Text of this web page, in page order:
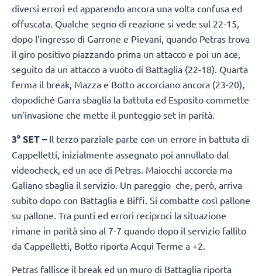
diversi errori ed apparendo ancora una volta confusa ed
offuscata. Qualche segno di reazione si vede sul 22-15,
dopo l’ingresso di Garrone e Pievani, quando Petras trova
il giro positivo piazzando prima un attacco e poi un ace,
seguito da un attacco a vuoto di Battaglia (22-18). Quarta
ferma il break, Mazza e Botto accorciano ancora (23-20),
dopodiché Garra sbaglia la battuta ed Esposito commette
un’invasione che mette il punteggio set in parità.
3° SET – Il terzo parziale parte con un errore in battuta di
Cappelletti, inizialmente assegnato poi annullato dal
videocheck, ed un ace di Petras. Maiocchi accorcia ma
Galiano sbaglia il servizio. Un pareggio che, però, arriva
subito dopo con Battaglia e Biffi. Si combatte così pallone
su pallone. Tra punti ed errori reciproci la situazione
rimane in parità sino al 7-7 quando dopo il servizio fallito
da Cappelletti, Botto riporta Acqui Terme a +2.
Petras fallisce il break ed un muro di Battaglia riporta